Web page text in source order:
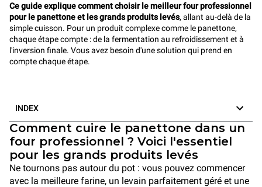
Ce guide explique comment choisir le meilleur four professionnel
pour le panettone et les grands produits levés, allant au-delà de la
simple cuisson. Pour un produit complexe comme le panettone,
chaque étape compte : de la fermentation au refroidissement et à
l'inversion finale. Vous avez besoin d'une solution qui prend en
compte chaque étape.
INDEX
Comment cuire le panettone dans un
four professionnel ? Voici l'essentiel
pour les grands produits levés
Ne tournons pas autour du pot : vous pouvez commencer
avec la meilleure farine, un levain parfaitement géré et une